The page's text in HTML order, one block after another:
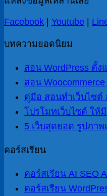
Facebook | Youtube |
บทความยอดนิยม
สอน WordPress ตั้
สอน
คู่มือ สอนทำเว็บไซต์
โปรโมทเว็บไซต์ ให้
5 เว็บสุดยอด รูปภา
คอร์สเรียน
คอร์สเรียน AI SEO
คอร์สเรียน